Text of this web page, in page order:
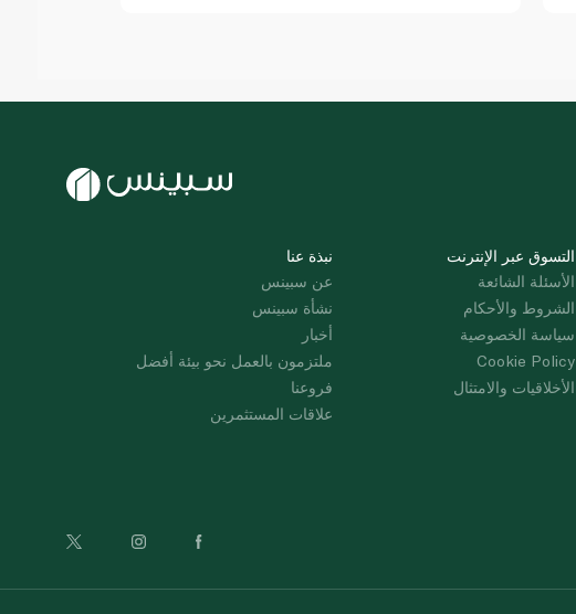
نبذة عنا
عن سبينس
نشأة سبينس
أخبار
ملتزمون بالعمل نحو بيئة أفضل
فروعنا
علاقات المستثمرين
التسوق عبر الإنترنت
الأسئلة الشائعة
الشروط والأحكام
سياسة الخصوصية
Cookie Policy
الأخلاقيات والامتثال